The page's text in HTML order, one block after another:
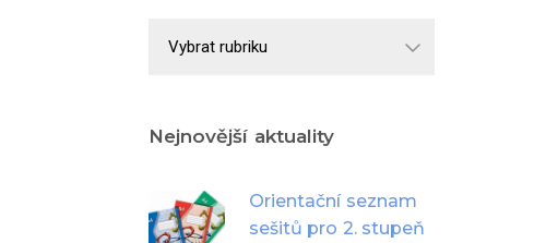
Nejnovější aktuality
Orientační seznam
sešitů pro 2. stupeň